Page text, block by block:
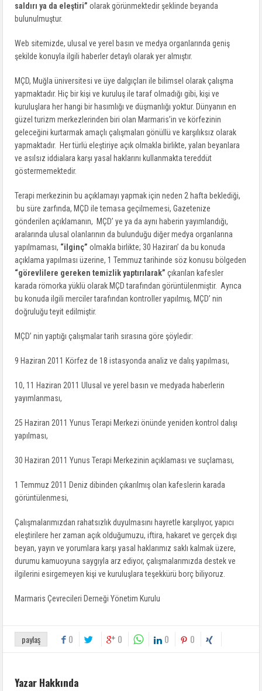
saldırı ya da eleştiri” olarak görünmektedir şeklinde beyanda
bulunulmuştur.
Web sitemizde, ulusal ve yerel basın ve medya organlarında geniş
şekilde konuyla ilgili haberler detaylı olarak yer almıştır.
MÇD, Muğla üniversitesi ve üye dalgıçları ile bilimsel olarak çalışma
yapmaktadır. Hiç bir kişi ve kuruluş ile taraf olmadığı gibi, kişi ve
kuruluşlara her hangi bir hasımlığı ve düşmanlığı yoktur. Dünyanın en
güzel turizm merkezlerinden biri olan Marmaris’in ve körfezinin
geleceğini kurtarmak amaçlı çalışmaları gönüllü ve karşılıksız olarak
yapmaktadır. Her türlü eleştiriye açık olmakla birlikte, yalan beyanlara
ve asılsız iddialara karşı yasal haklarını kullanmakta tereddüt
göstermemektedir.
Terapi merkezinin bu açıklamayı yapmak için neden 2 hafta beklediği,
bu süre zarfında, MÇD ile temasa geçilmemesi, Gazetenize
gönderilen açıklamanın, MÇD’ ye ya da aynı haberin yayımlandığı,
aralarında ulusal olanlarının da bulunduğu diğer medya organlarına
yapılmaması, “ilginç” olmakla birlikte; 30 Haziran’ da bu konuda
açıklama yapılması üzerine, 1 Temmuz tarihinde söz konusu bölgeden
“görevlilere gereken temizlik yaptırılarak” çıkarılan kafesler
karada römorka yüklü olarak MÇD tarafından görüntülenmiştir. Ayrıca
bu konuda ilgili merciler tarafından kontroller yapılmış, MÇD’ nin
doğruluğu teyit edilmiştir.
MÇD’ nin yaptığı çalışmalar tarih sırasına göre şöyledir:
9 Haziran 2011 Körfez de 18 istasyonda analiz ve dalış yapılması,
10, 11 Haziran 2011 Ulusal ve yerel basın ve medyada haberlerin
yayımlanması,
25 Haziran 2011 Yunus Terapi Merkezi önünde yeniden kontrol dalışı
yapılması,
30 Haziran 2011 Yunus Terapi Merkezinin açıklaması ve suçlaması,
1 Temmuz 2011 Deniz dibinden çıkarılmış olan kafeslerin karada
görüntülenmesi,
Çalışmalarımızdan rahatsızlık duyulmasını hayretle karşılıyor, yapıcı
eleştirilere her zaman açık olduğumuzu, iftira, hakaret ve gerçek dışı
beyan, yayın ve yorumlara karşı yasal haklarımız saklı kalmak üzere,
durumu kamuoyuna saygıyla arz ediyor, çalışmalarımızda destek ve
ilgilerini esirgemeyen kişi ve kuruluşlara teşekkürü borç biliyoruz.
Marmaris Çevrecileri Derneği Yönetim Kurulu
paylaş 0 0 0 0
Yazar Hakkında